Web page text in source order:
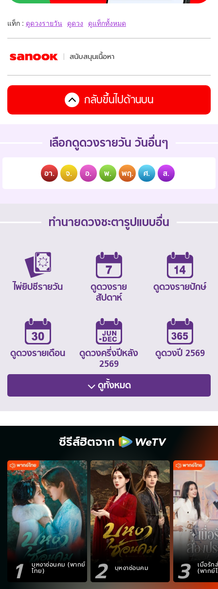
แท็ก : ดูดวงรายวัน ดูดวง ดูแท็กทั้งหมด
สนับสนุนเนื้อหา
กลับขึ้นไปด้านบน
เลือกดูดวงรายวัน วันอื่นๆ
อา. จ. อ. พ. พฤ. ศ. ส.
ทำนายดวงชะตารูปแบบอื่น
ไพ่ยิปซีรายวัน
ดูดวงราย
สัปดาห์
ดูดวงรายปักษ์
ดูดวงรายเดือน
ดูดวงครึ่งปีหลัง
2569
ดูดวงปี 2569
ดูทั้งหมด
ซีรีส์ฮิตจาก
1 บุหงาซ่อนคม (พากย์
ไทย) 2 บุหงาซ่อนคม 3 เมื่อรัก
(พากย์